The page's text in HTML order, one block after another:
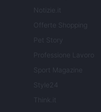
Notizie.it
Offerte Shopping
Pet Story
Professione Lavoro
Sport Magazine
Style24
Think.it